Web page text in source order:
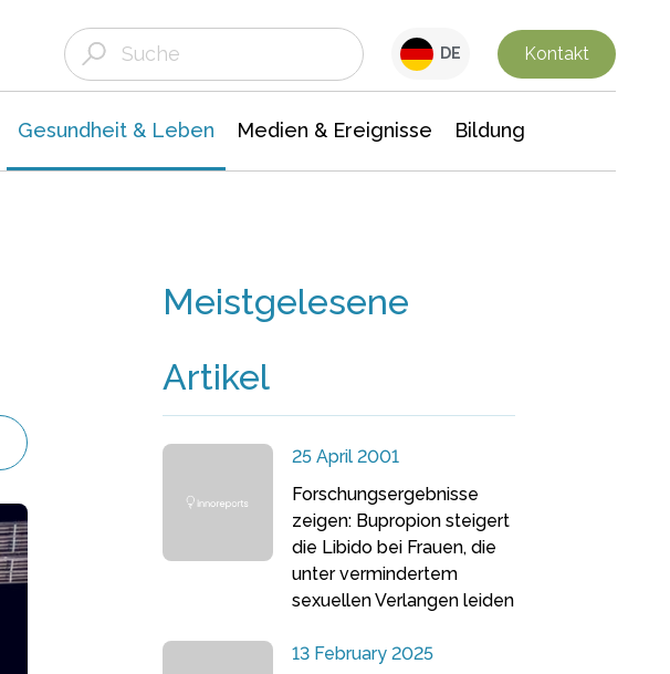
DE Kontakt
Gesundheit & Leben Medien & Ereignisse Bildung
Meistgelesene
Artikel
25 April 2001
Forschungsergebnisse
zeigen: Bupropion steigert
die Libido bei Frauen, die
unter vermindertem
sexuellen Verlangen leiden
13 February 2025